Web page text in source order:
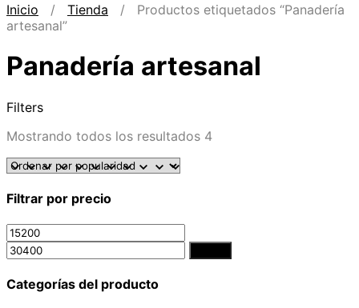
Inicio / Tienda / Productos etiquetados “Panadería
artesanal”
Panadería artesanal
Filters
Mostrando todos los resultados 4
Filtrar por precio
Categorías del producto